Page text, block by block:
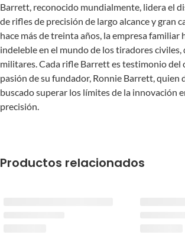
Barrett, reconocido mundialmente, lidera el
de rifles de precisión de largo alcance y gran
hace más de treinta años, la empresa familiar
indeleble en el mundo de los tiradores
militares. Cada rifle Barrett es testimonio del
pasión de su fundador, Ronnie Barrett, quien
buscado superar los límites de la innovación
precisión.
Productos relacionados